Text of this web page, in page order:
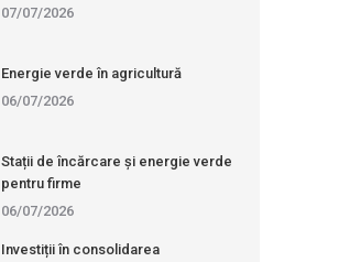
07/07/2026
Energie verde în agricultură
06/07/2026
Stații de încărcare și energie verde
pentru firme
06/07/2026
Investiții în consolidarea